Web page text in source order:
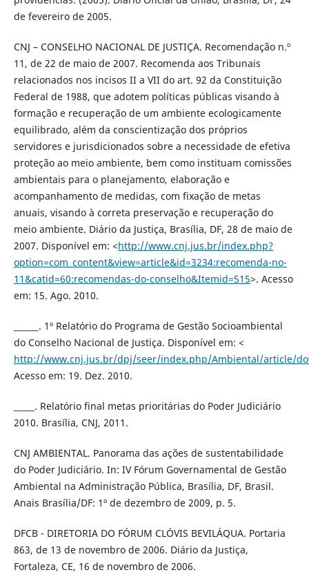
de fevereiro de 2005.
CNJ – CONSELHO NACIONAL DE JUSTIÇA. Recomendação n.º
11, de 22 de maio de 2007. Recomenda aos Tribunais
relacionados nos incisos II a VII do art. 92 da Constituição
Federal de 1988, que adotem políticas públicas visando à
formação e recuperação de um ambiente ecologicamente
equilibrado, além da conscientização dos próprios
servidores e jurisdicionados sobre a necessidade de efetiva
proteção ao meio ambiente, bem como instituam comissões
ambientais para o planejamento, elaboração e
acompanhamento de medidas, com fixação de metas
anuais, visando à correta preservação e recuperação do
meio ambiente. Diário da Justiça, Brasília, DF, 28 de maio de
2007. Disponível em: <http://www.cnj.jus.br/index.php?
option=com_content&view=article&id=3234:recomenda-no-
11&catid=60:recomendas-do-conselho&Itemid=515>. Acesso
em: 15. Ago. 2010.
______. 1º Relatório do Programa de Gestão Socioambiental
do Conselho Nacional de Justiça. Disponível em: <
http://www.cnj.jus.br/dpj/seer/index.php/Ambiental/article/
Acesso em: 19. Dez. 2010.
_____. Relatório final metas prioritárias do Poder Judiciário
2010. Brasília, CNJ, 2011.
CNJ AMBIENTAL. Panorama das ações de sustentabilidade
do Poder Judiciário. In: IV Fórum Governamental de Gestão
Ambiental na Administração Pública, Brasília, DF, Brasil.
Anais Brasília/DF: 1º de dezembro de 2009, p. 5.
DFCB - DIRETORIA DO FÓRUM CLÓVIS BEVILÁQUA. Portaria
863, de 13 de novembro de 2006. Diário da Justiça,
Fortaleza, CE, 16 de novembro de 2006.